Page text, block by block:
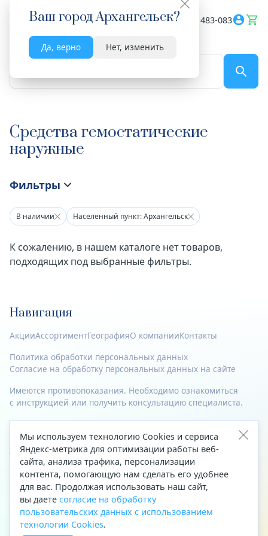
Ваш городАрхангельск?
Да, верно Нет, изменить
Весь сайт 8182 483-083
Средства гемостатические
наружные
Фильтры
В наличии Населенный пункт: Архангельск
К сожалению, в нашем каталоге нет товаров,
подходящих под выбранные фильтры.
Навигация
АкцииАссортиментГеографияО компанииКонтакты
Политика обработки персональных данных
Согласие на обработку персональных данных на сайте
Имеются противопоказания. Необходимо ознакомиться
с инструкцией или получить консультацию специалиста.
© 2023—2026 Все права защищены.
Адрес
Архангельск, ул. Папанина, д. 19 (вход в здание со стороны
автоцентра «Тойота»)
Приемная Генерального директора
Телефон
+7 (8182) 63-60-31
Мы используем технологию Cookies и сервиса
Яндекс-метрика для оптимизации работы веб-
сайта, анализа трафика, персонализации
контента, помогающую нам сделать его удобнее
для вас. Продолжая использовать наш сайт,
вы даете согласие на обработку
пользовательских данных с использованием
технологии Cookies.